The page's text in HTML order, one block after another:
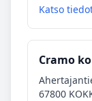
Katso
Cramo
67800